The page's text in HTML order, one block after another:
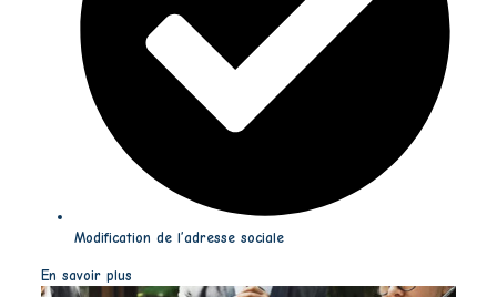
Modification de l’adresse sociale
En savoir plus